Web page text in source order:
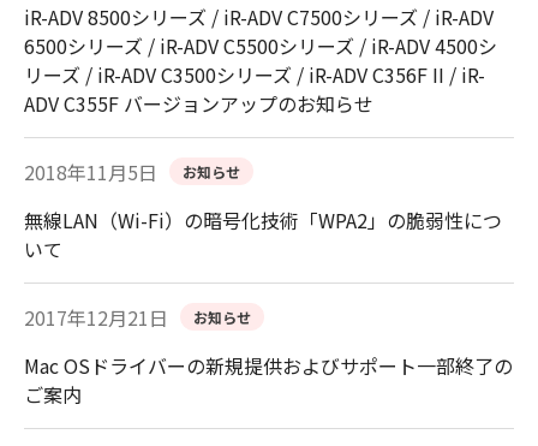
iR-ADV 8500シリーズ / iR-ADV C7500シリーズ / iR-ADV
6500シリーズ / iR-ADV C5500シリーズ / iR-ADV 4500シ
リーズ / iR-ADV C3500シリーズ / iR-ADV C356F II / iR-
ADV C355F バージョンアップのお知らせ
2018年11月5日 お知らせ
無線LAN（Wi-Fi）の暗号化技術「WPA2」の脆弱性につ
いて
2017年12月21日 お知らせ
Mac OSドライバーの新規提供およびサポート一部終了の
ご案内